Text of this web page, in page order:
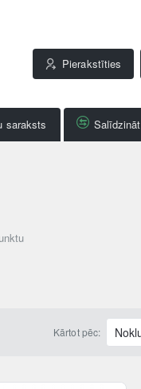
Pierakstīties
saraksts Salīdzināt
Kārtot pēc: